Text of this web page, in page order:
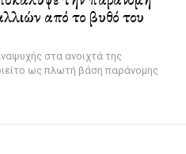
από το βυθό του
στα ανοιχτά της
ως πλωτή βάση παράνομης